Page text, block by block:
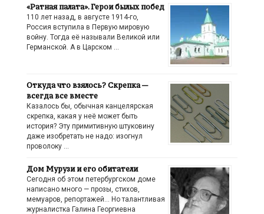
«Ратная палата». Герои былых побед
110 лет назад, в августе 1914-го,
Россия вступила в Первую мировую
войну. Тогда её называли Великой или
Германской. А в Царском …
Откуда что взялось? Скрепка —
всегда все вместе
Казалось бы, обычная канцелярская
скрепка, какая у неё может быть
история? Эту примитивную штуковину
даже изобретать не надо: изогнул
проволоку …
Дом Мурузи и его обитатели
Сегодня об этом петербургском доме
написано много — прозы, стихов,
мемуаров, репортажей… Но талантливая
журналистка Галина Георгиевна